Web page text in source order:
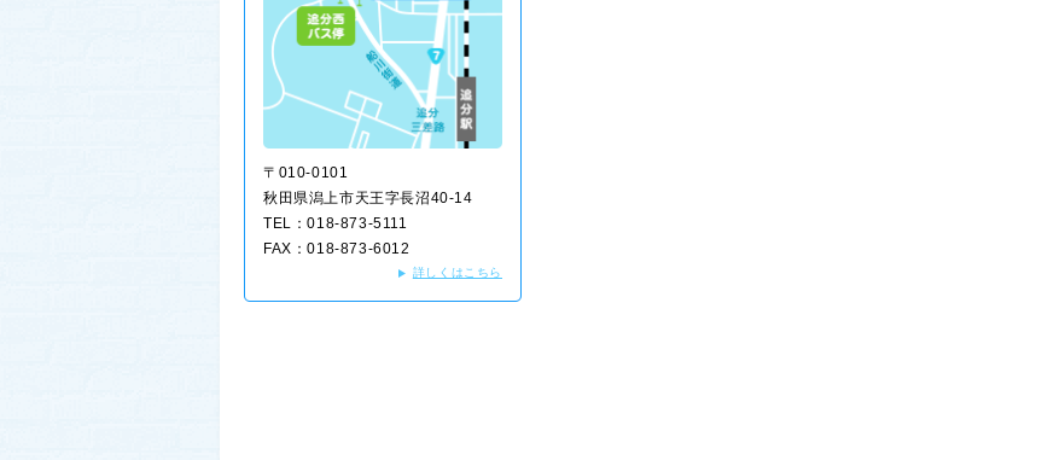
〒010-0101
秋田県潟上市天王字長沼40-14
TEL：018-873-5111
FAX：018-873-6012
詳しくはこちら